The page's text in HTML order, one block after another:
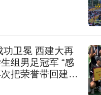
功卫冕 西建大再
组男足冠军 “感
把荣誉带回建